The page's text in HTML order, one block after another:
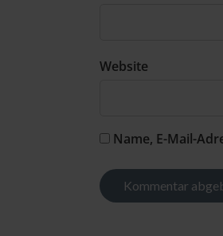
Website
Name, E-Mail-